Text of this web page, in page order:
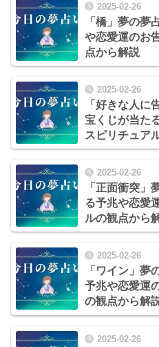
2025-02-26
「橋」夢の夢
や恋愛運のお
点から解説
2025-02-26
「好きな人に
宝くじが当た
スピリチュア
2025-02-26
「正面衝突」
る予兆や恋愛
ルの観点から
2025-02-26
「ワイン」夢
予兆や恋愛運
の観点から解
2025-02-26